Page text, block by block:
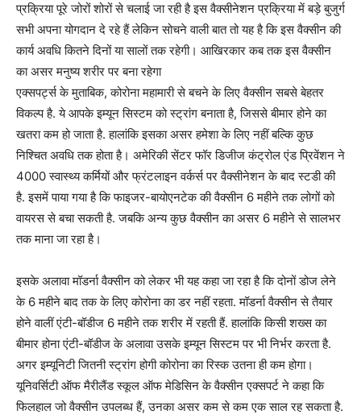
प्रक्रिया पूरे जोरों शोरों से चलाई जा रही है इस वैक्सीनेशन प्रक्रिया में बड़े बुजुर्ग
सभी अपना योगदान दे रहे हैं लेकिन सोचने वाली बात तो यह है कि इस वैक्सीन की
कार्य अवधि कितने दिनों या सालों तक रहेगी। आखिरकार कब तक इस वैक्सीन
का असर मनुष्य शरीर पर बना रहेगा
एक्सपर्ट्स के मुताबिक, कोरोना महामारी से बचने के लिए वैक्सीन सबसे बेहतर
विकल्प है. ये आपके इम्यून सिस्टम को स्ट्रांग बनाता है, जिससे बीमार होने का
खतरा कम हो जाता है. हालांकि इसका असर हमेशा के लिए नहीं बल्कि कुछ
निश्चित अवधि तक होता है। अमेरिकी सेंटर फॉर डिजीज कंट्रोल एंड प्रिवेंशन ने
4000 स्वास्थ्य कर्मियों और फ्रंटलाइन वर्कर्स पर वैक्सीनेशन के बाद स्टडी की
है. इसमें पाया गया है कि फाइजर-बायोएनटेक की वैक्सीन 6 महीने तक लोगों को
वायरस से बचा सकती है. जबकि अन्य कुछ वैक्सीन का असर 6 महीने से सालभर
तक माना जा रहा है।
इसके अलावा मॉडर्ना वैक्सीन को लेकर भी यह कहा जा रहा है कि दोनों डोज लेने
के 6 महीने बाद तक के लिए कोरोना का डर नहीं रहता. मॉडर्ना वैक्सीन से तैयार
होने वालीं एंटी-बॉडीज 6 महीने तक शरीर में रहती हैं. हालांकि किसी शख्स का
बीमार होना एंटी-बॉडीज के अलावा उसके इम्यून सिस्टम पर भी निर्भर करता है.
अगर इम्यूनिटी जितनी स्ट्रांग होगी कोरोना का रिस्क उतना ही कम होगा।
यूनिवर्सिटी ऑफ मैरीलैंड स्कूल ऑफ मेडिसिन के वैक्सीन एक्सपर्ट ने कहा कि
फिलहाल जो वैक्सीन उपलब्ध हैं, उनका असर कम से कम एक साल रह सकता है.